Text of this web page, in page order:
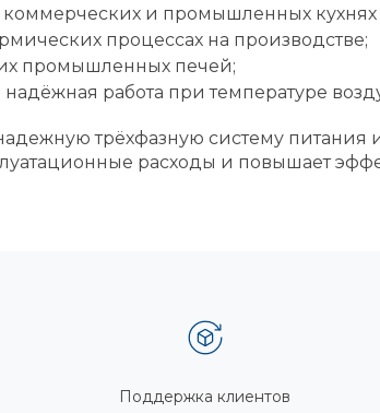
коммерческих и промышленных кухнях
процессах на производстве;
промышленных печей;
работа при температуре
трёхфазную систему
расходы и повышает
Поддержка клиентов